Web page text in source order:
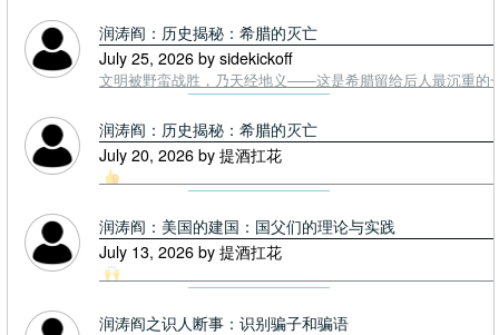
润涛阎：历史揭秘：希腊的灭亡
July 25, 2026 by sidekickoff
文明被野蛮战胜，乃天经地义——这是希腊留给后人最沉重的
润涛阎：历史揭秘：希腊的灭亡
July 20, 2026 by 提酒扛花
润涛阎：美国的建国：国父们的理论与实践
July 13, 2026 by 提酒扛花
润涛阎之识人断事：识别骗子和骗语